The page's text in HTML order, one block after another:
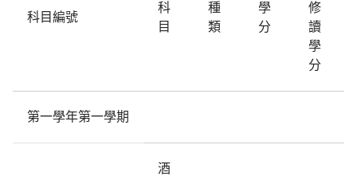
科目編號
科
目
種
類
學
分
修
讀
學
分
第一學年第一學期
酒